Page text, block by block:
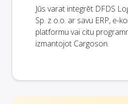
Jūs varat integrēt DFDS
Sp. z o.o. ar savu ERP, e-
platformu vai citu
izmantojot Cargoson.